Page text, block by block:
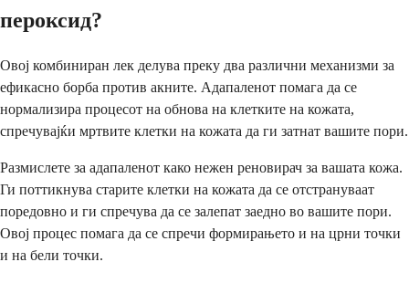
пероксид?
Овој комбиниран лек делува преку два различни механизми за
ефикасно борба против акните. Адапаленот помага да се
нормализира процесот на обнова на клетките на кожата,
спречувајќи мртвите клетки на кожата да ги затнат вашите пори.
Размислете за адапаленот како нежен реновирач за вашата кожа.
Ги поттикнува старите клетки на кожата да се отстрануваат
поредовно и ги спречува да се залепат заедно во вашите пори.
Овој процес помага да се спречи формирањето и на црни точки
и на бели точки.